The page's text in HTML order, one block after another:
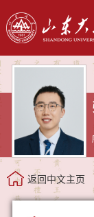
返回中文主页